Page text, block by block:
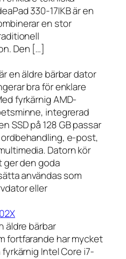
330-17IKB är en
en stor
Den […]
en äldre bärbar dator
bra för enklare
fyrkärnig AMD-
integrerad
SSD på 128 GB passar
e-post,
Datorn kör
ger den goda
användas som
eller
äldre bärbar
fortfarande har mycket
Intel Core i7-